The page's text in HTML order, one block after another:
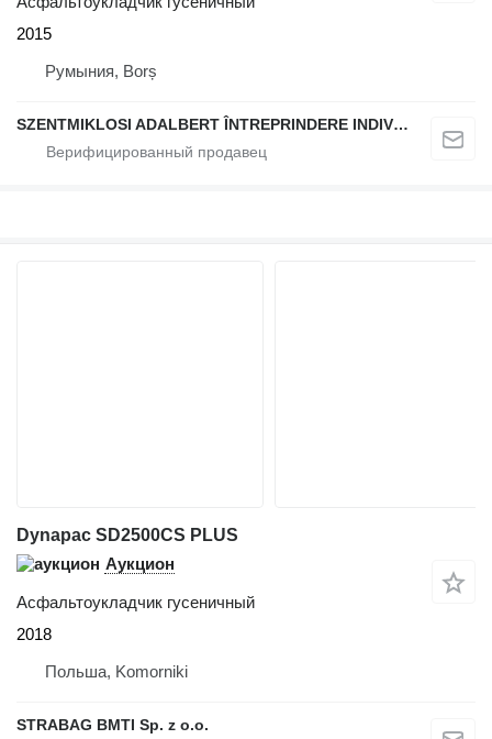
2015
Румыния, Borș
SZENTMIKLOSI ADALBERT ÎNTREPRINDERE INDIVIDUALĂ
Dynapac SD2500CS PLUS
Аукцион
Асфальтоукладчик гусеничный
2018
Польша, Komorniki
STRABAG BMTI Sp. z o.o.